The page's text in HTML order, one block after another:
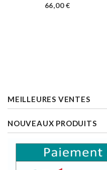
66,00 €
MEILLEURES VENTES
NOUVEAUX PRODUITS